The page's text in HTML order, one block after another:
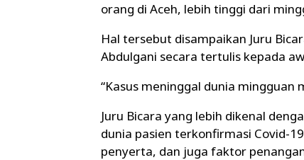
orang di Aceh, lebih tinggi dari
Hal tersebut disampaikan Juru
Abdulgani secara tertulis kepada
“Kasus meninggal dunia mingguan
Juru Bicara yang lebih dikenal
dunia pasien terkonfirmasi Covid-
penyerta, dan juga faktor